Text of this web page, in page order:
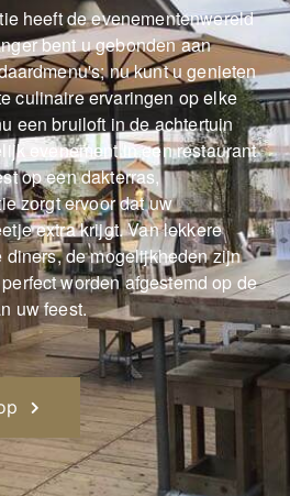
heeft de evenementenwereld
bent u gebonden aan
nu kunt u genieten
culinaire ervaringen op elke
een bruiloft in de achtertuin
evenement in een restaurant
op een dakterras,
zorgt ervoor dat uw
extra krijgt. Van lekkere
de mogelijkheden zijn
worden afgestemd op de
uw feest.